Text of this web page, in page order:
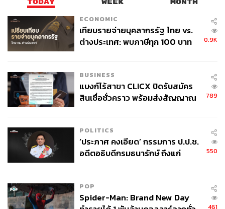
TODAY WEEK MONTH
ECONOMIC
เทียบรายจ่ายบุคลากรรัฐ ไทย vs.
ต่างประเทศ: พบภาษีทุก 100 บาท
0.9K
BUSINESS
แบงก์ไร้สาขา CLICX ปิดรับสมัคร
สินเชื่อชั่วคราว พร้อมส่งสัญญาณ
789
POLITICS
‘ประภาศ คงเอียด’ กรรมการ ป.ป.ช.
อดีตอธิบดีกรมธนารักษ์ ถึงแก่
550
POP
Spider-Man: Brand New Day
461